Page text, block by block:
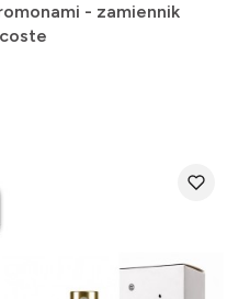
- zamiennik